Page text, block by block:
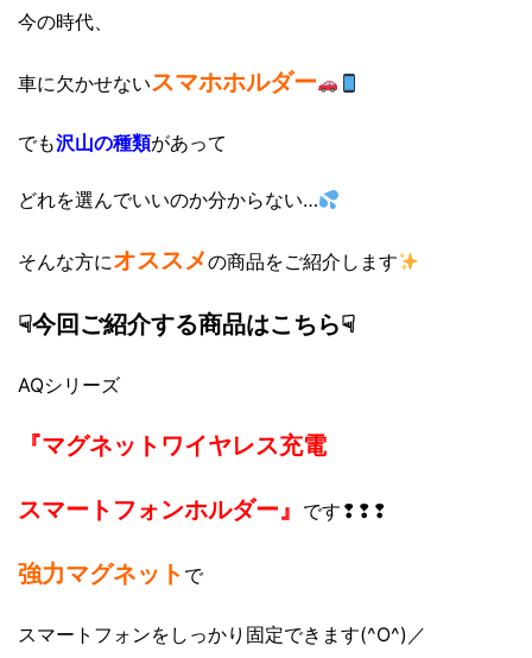
今の時代、
車に欠かせないスマホホルダー
でも沢山の種類があって
どれを選んでいいのか分からない…
そんな方にオススメの商品をご紹介します
☟今回ご紹介する商品はこちら☟
AQシリーズ
『マグネットワイヤレス充電
スマートフォンホルダー』 です❢❢❢
強力マグネット で
スマートフォンをしっかり固定できます(^O^)／